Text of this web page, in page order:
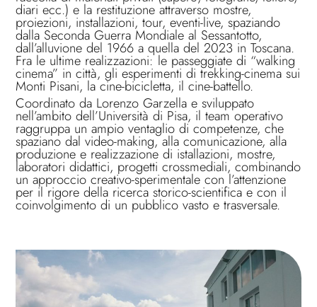
diari ecc.) e la restituzione attraverso mostre,
proiezioni, installazioni, tour, eventi-live, spaziando
dalla Seconda Guerra Mondiale al Sessantotto,
dall’alluvione del 1966 a quella del 2023 in Toscana.
Fra le ultime realizzazioni: le passeggiate di “walking
cinema” in città, gli esperimenti di trekking-cinema sui
Monti Pisani, la cine-bicicletta, il cine-battello.
Coordinato da Lorenzo Garzella e sviluppato
nell’ambito dell’Università di Pisa, il team operativo
raggruppa un ampio ventaglio di competenze, che
spaziano dal video-making, alla comunicazione, alla
produzione e realizzazione di istallazioni, mostre,
laboratori didattici, progetti crossmediali, combinando
un approccio creativo-sperimentale con l’attenzione
per il rigore della ricerca storico-scientifica e con il
coinvolgimento di un pubblico vasto e trasversale.